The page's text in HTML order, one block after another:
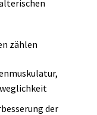
zählen
der